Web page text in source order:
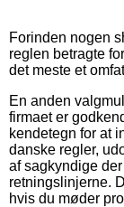
Forinden nogen
reglen betragte
det meste et
En anden
firmaet er
kendetegn for at
danske regler,
af sagkyndige
retningslinjerne.
hvis du møder